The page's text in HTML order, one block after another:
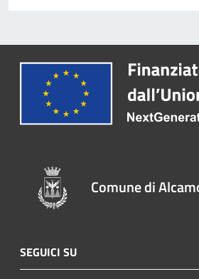
Comune di
SEGUICI SU